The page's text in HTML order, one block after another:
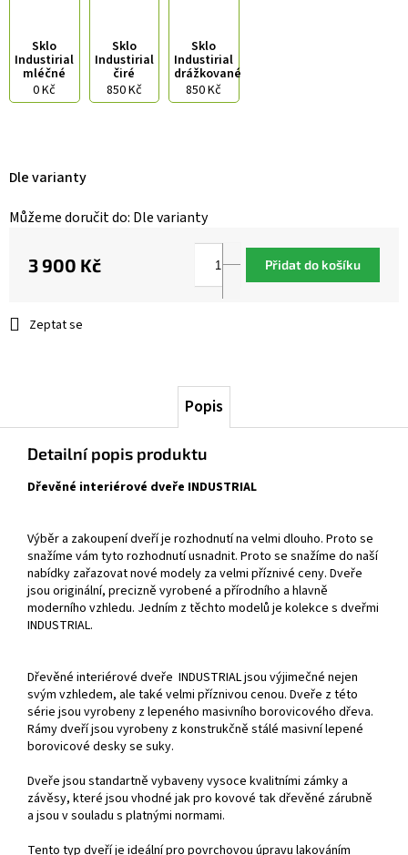
Sklo
Industirial
mléčné
0 Kč
Sklo
Industirial
čiré
850 Kč
Sklo
Industirial
drážkované
850 Kč
Zeptat se
Můžeme doručit do: Dle varianty
Dle varianty
3 900 Kč Přidat do košíku
Popis
Detailní popis produktu
Dřevěné interiérové dveře INDUSTRIAL
Výběr a zakoupení dveří je rozhodnutí na velmi dlouho. Proto se
snažíme vám tyto rozhodnutí usnadnit. Proto se snažíme do naší
nabídky zařazovat nové modely za velmi příznivé ceny. Dveře
jsou originální, precizně vyrobené a přírodního a hlavně
moderního vzhledu. Jedním z těchto modelů je kolekce s dveřmi
INDUSTRIAL.
Dřevěné interiérové dveře INDUSTRIAL jsou výjimečné nejen
svým vzhledem, ale také velmi příznivou cenou. Dveře z této
série jsou vyrobeny z lepeného masivního borovicového dřeva.
Rámy dveří jsou vyrobeny z konstrukčně stálé masivní lepené
borovicové desky se suky.
Dveře jsou standartně vybaveny vysoce kvalitními zámky a
závěsy, které jsou vhodné jak pro kovové tak dřevěné zárubně
a jsou v souladu s platnými normami.
Tento typ dveří je ideální pro povrchovou úpravu lakováním